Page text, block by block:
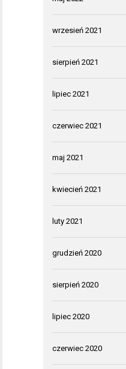
wrzesień 2021
sierpień 2021
lipiec 2021
czerwiec 2021
maj 2021
kwiecień 2021
luty 2021
grudzień 2020
sierpień 2020
lipiec 2020
czerwiec 2020